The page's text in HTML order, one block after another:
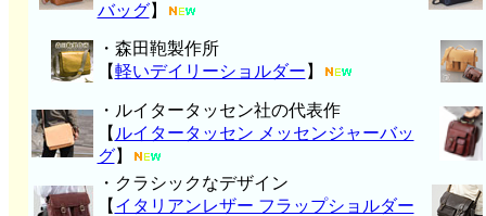
バッグ】
・森田鞄製作所
【軽いデイリーショルダー 】
・ルイタータッセン社の代表作
【 ルイタータッセン メッセンジャーバッ
グ】
・クラシックなデザイン
【 イタリアンレザー フラップショルダー